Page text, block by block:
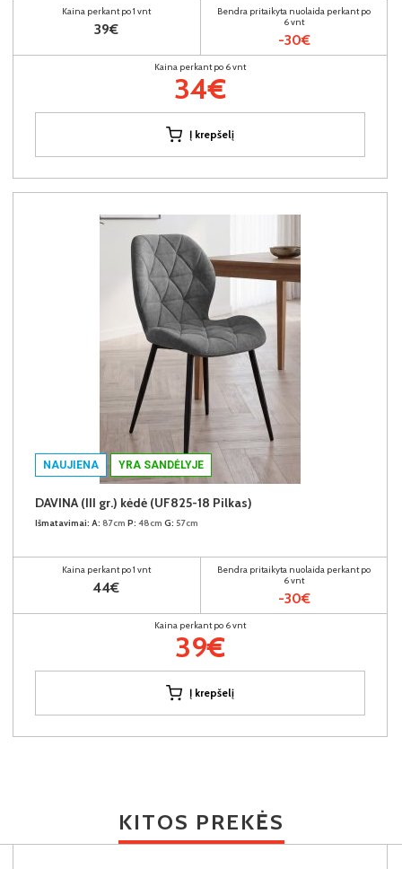
Kaina perkant po 1 vnt
39€
Bendra pritaikyta nuolaida perkant po
6 vnt
-30€
Kaina perkant po 6 vnt
34€
Į krepšelį
NAUJIENA YRA SANDĖLYJE
DAVINA (III gr.) kėdė (UF825-18 Pilkas)
Išmatavimai: A: 87cm P: 48cm G: 57cm
Kaina perkant po 1 vnt
44€
Bendra pritaikyta nuolaida perkant po
6 vnt
-30€
Kaina perkant po 6 vnt
39€
Į krepšelį
KITOS PREKĖS